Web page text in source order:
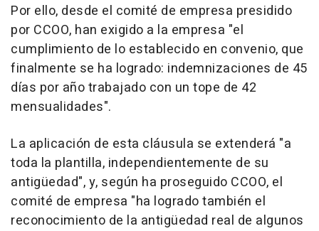
Por ello, desde el comité de empresa presidido
por CCOO, han exigido a la empresa "el
cumplimiento de lo establecido en convenio, que
finalmente se ha logrado: indemnizaciones de 45
días por año trabajado con un tope de 42
mensualidades".
La aplicación de esta cláusula se extenderá "a
toda la plantilla, independientemente de su
antigüedad", y, según ha proseguido CCOO, el
comité de empresa "ha logrado también el
reconocimiento de la antigüedad real de algunos